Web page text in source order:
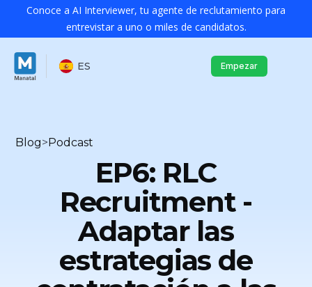
Conoce a AI Interviewer, tu agente de reclutamiento para
entrevistar a uno o miles de candidatos.
ES Empezar
Blog>Podcast
EP6: RLC
Recruitment -
Adaptar las
estrategias de